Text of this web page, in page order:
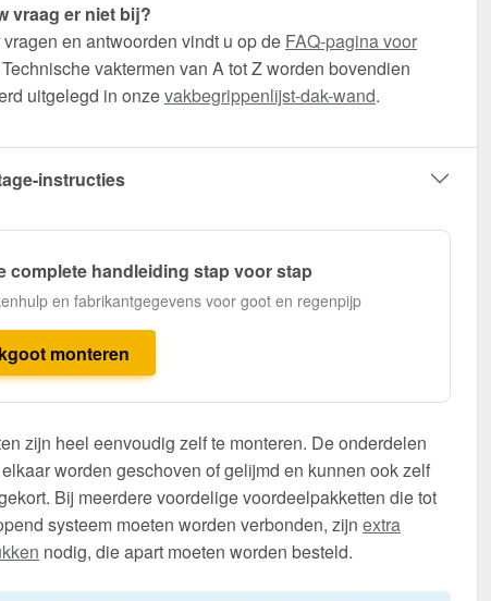
vraag er niet bij?
en antwoorden vindt u op de FAQ-pagina voor
vaktermen van A tot Z worden bovendien
uitgelegd in onzevakbegrippenlijst-dak-wand.
instructies
complete handleiding stap voor stap
en fabrikantgegevens voor goot en regenpijp
monteren
zijn heel eenvoudig zelf te monteren. De onderdelen
worden geschoven of gelijmd en kunnen ook zelf
Bij meerdere voordelige voordeelpakketten die tot
systeem moeten worden verbonden, zijn extra
nodig, die apart moeten worden besteld.